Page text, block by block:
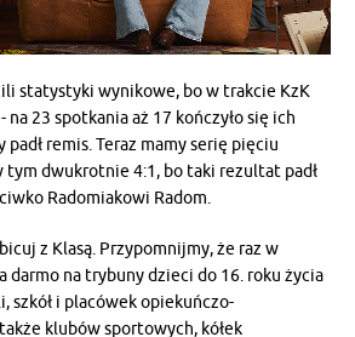
statystyki wynikowe, bo w trakcie KzK
na 23 spotkania aż 17 kończyło się ich
remis. Teraz mamy serię pięciu
tym dwukrotnie 4:1, bo taki rezultat padł
Radomiakowi Radom.
z Klasą. Przypomnijmy, że raz w
darmo na trybuny dzieci do 16. roku życia
szkół i placówek opiekuńczo-
klubów sportowych, kółek